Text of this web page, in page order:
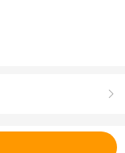
